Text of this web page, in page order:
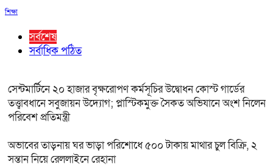
শিক্ষা
সর্বশেষ
সর্বাধিক পঠিত
সেন্টমার্টিনে ২০ হাজার বৃক্ষরোপণ কর্মসূচির উদ্বোধন কোস্ট গার্ডের
তত্ত্বাবধানে সবুজায়ন উদ্যোগ; প্লাস্টিকমুক্ত সৈকত অভিযানে অংশ নিলেন
পরিবেশ প্রতিমন্ত্রী
অভাবের তাড়নায় ঘর ভাড়া পরিশোধে ৫০০ টাকায় মাথার চুল বিক্রি, ২
সন্তান নিয়ে রেললাইনে রেহানা